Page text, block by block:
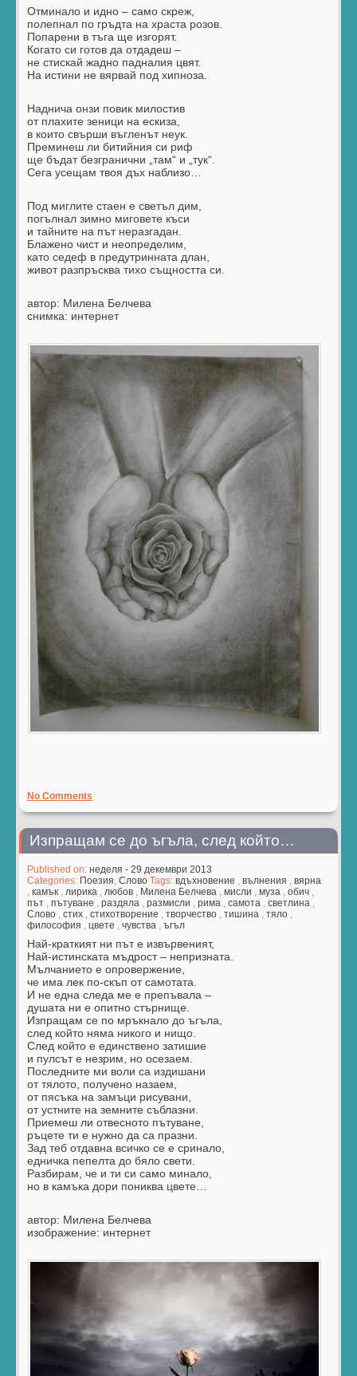
Отминало и идно – само скреж,
полепнал по гръдта на храста розов.
Попарени в тъга ще изгорят.
Когато си готов да отдадеш –
не стискай жадно падналия цвят.
На истини не вярвай под хипноза.
Наднича онзи повик милостив
от плахите зеници на ескиза,
в които свърши въгленът неук.
Преминеш ли битийния си риф
ще бъдат безгранични „там“ и „тук“.
Сега усещам твоя дъх наблизо…
Под миглите стаен е светъл дим,
погълнал зимно миговете къси
и тайните на път неразгадан.
Блажено чист и неопределим,
като седеф в предутринната длан,
живот разпръсква тихо същността си.
автор: Милена Белчева
снимка: интернет
No Comments
Изпращам се до ъгъла, след който…
Published on:неделя - 29 декември 2013
Categories: Поезия ,Слово Tags:вдъхновение ,вълнения ,вярна
,камък лирика любов Милена Белчева ,мисли ,муза ,обич
път ,пътуване ,раздяла ,размисли ,рима ,самота ,светлина
Слово ,стих ,стихотворение ,творчество ,тишина ,тяло
философия ,цвете ,чувства ,ъгъл
Най-краткият ни път е извървеният,
Най-истинската мъдрост – непризната.
Мълчанието е опровержение,
че има лек по-скъп от самотата.
И не една следа ме е препъвала –
душата ни е опитно стърнище.
Изпращам се по мръкнало до ъгъла,
след който няма никого и нищо.
След който е единствено затишие
и пулсът е незрим, но осезаем.
Последните ми воли са издишани
от тялото, получено назаем,
от пясъка на замъци рисувани,
от устните на земните съблазни.
Приемеш ли отвесното пътуване,
ръцете ти е нужно да са празни.
Зад теб отдавна всичко се е сринало,
едничка пепелта до бяло свети.
Разбирам, че и ти си само минало,
но в камъка дори пониква цвете…
автор: Милена Белчева
изображение: интернет